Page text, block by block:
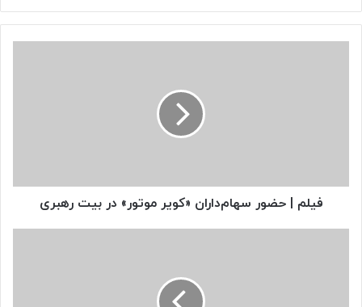
رهبری
فیلم | حضور سهام‌داران «کویر موتور» در بیت رهبری